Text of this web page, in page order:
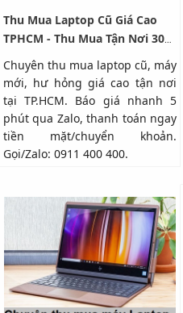
Thu Mua Laptop Cũ Giá Cao
TPHCM - Thu Mua Tận Nơi 30
Phút
Chuyên thu mua laptop cũ, máy
mới, hư hỏng giá cao tận nơi
tại TP.HCM. Báo giá nhanh 5
phút qua Zalo, thanh toán ngay
tiền mặt/chuyển khoản.
Gọi/Zalo: 0911 400 400.